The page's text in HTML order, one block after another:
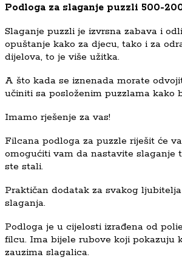
Podloga za slaganje puzzli 500-
Slaganje puzzli je izvrsna zabava i
opuštanje kako za djecu, tako i za
dijelova, to je više užitka.
A što kada se iznenada morate
učiniti sa posloženim puzzlama kako
Imamo rješenje za vas!
Filcana podloga za puzzle riješit će
omogućiti vam da nastavite slaganje
ste stali.
Praktičan dodatak za svakog
slaganja.
Podloga je u cijelosti izrađena od
filcu. Ima bijele rubove koji pokazuju
zauzima slagalica.